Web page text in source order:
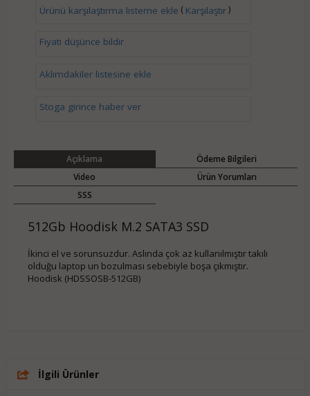
Ürünü karşılaştırma listeme ekle ( Karşılaştır)
Fiyatı düşünce bildir
Aklımdakiler listesine ekle
Stoga girince haber ver
Açıklama
Ödeme Bilgileri
Video
Ürün Yorumları
SSS
512Gb Hoodisk M.2 SATA3 SSD
İkinci el ve sorunsuzdur. Aslında çok az kullanılmıştır takılı
olduğu laptop un bozulması sebebiyle boşa çıkmıştır.
Hoodisk (HDSSOSB-512GB)
İlgili Ürünler